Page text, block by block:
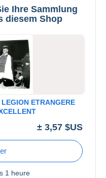
Ihre Sammlung
diesem Shop
ETRANGERE
± 3,57 $US
1 heure